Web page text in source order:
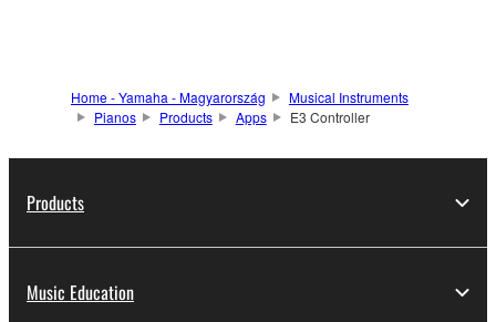
Home - Yamaha - Magyarország
Musical Instruments
Pianos
Products Apps E3 Controller
Products
Music Education